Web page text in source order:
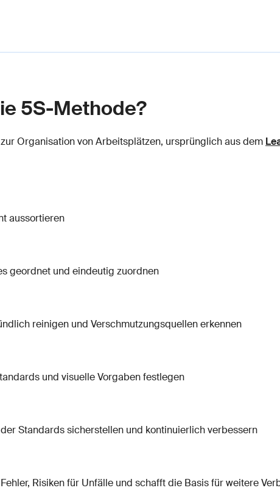
5S-Methode?
Organisation von Arbeitsplätzen, ursprünglich aus dem
aussortieren
geordnet und eindeutig zuordnen
reinigen und Verschmutzungsquellen erkennen
und visuelle Vorgaben festlegen
Standards sicherstellen und kontinuierlich verbessern
Risiken für Unfälle und schafft die Basis für weitere